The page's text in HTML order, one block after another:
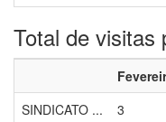
Total de visitas
SINDICATO ...
3